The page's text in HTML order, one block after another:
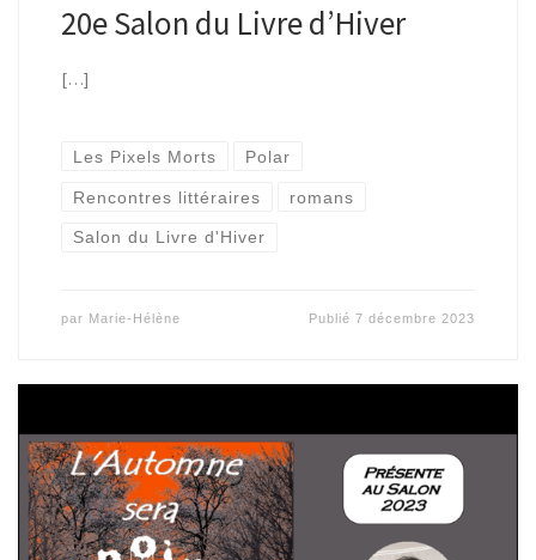
20e Salon du Livre d’Hiver
[…]
Les Pixels Morts Polar
Rencontres littéraires romans
Salon du Livre d'Hiver
par Marie-Hélène Publié7 décembre 2023